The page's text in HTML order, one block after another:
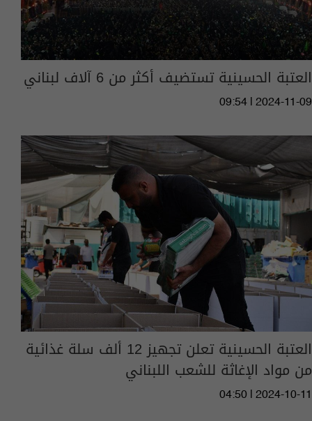
العتبة الحسينية تستضيف أكثر من 6 آلاف لبناني
09:54 | 2024-11-09
العتبة الحسينية تعلن تجهيز 12 ألف سلة غذائية
من مواد الإغاثة للشعب اللبناني
04:50 | 2024-10-11